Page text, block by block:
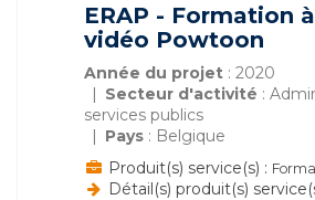
ERAP - Formation
vidéo Powtoon
Année du projet : 2020
Secteur d'activité :
services publics
Pays : Belgique
Produit(s) service(s) :
Détail(s) produit(s)